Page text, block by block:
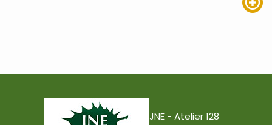
JNE - Atelier 128